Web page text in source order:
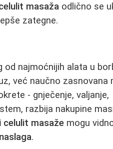
masaža odlično se
zategne.
od najmoćnijih alata u
već naučno zasnovana
- gnječenje, valjanje,
razbija nakupine
celulit masaže mogu
.